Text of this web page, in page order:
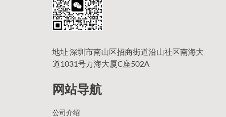
地址 深圳市南山区招商街道沿山社区南海大
道1031号万海大厦C座502A
网站导航
公司介绍